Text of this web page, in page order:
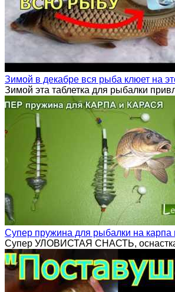
Зимой в декабре вся рыба клюет на
Зимой эта таблетка для рыбалки
Супер пружина для рыбалки на карпа
Супер УЛОВИСТАЯ СНАСТЬ, оснастка